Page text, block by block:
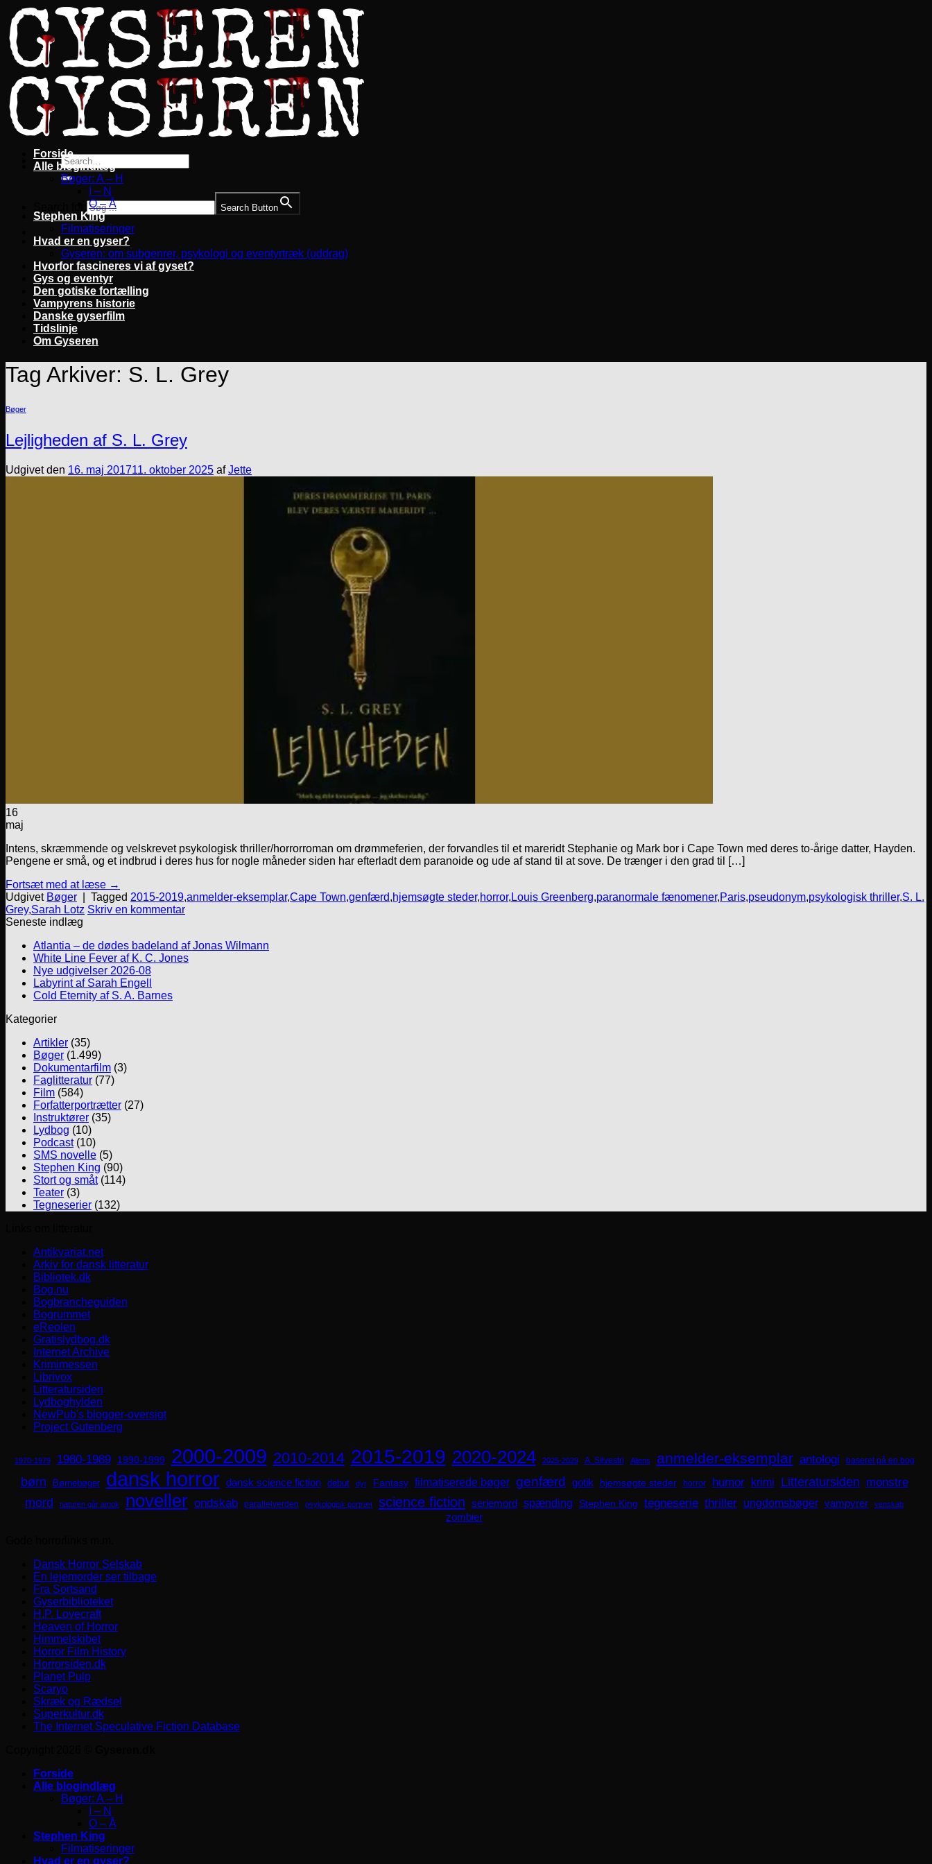
Fortsæt
til
indhold
Search Button
Forside
Alle blogindlæg
Bøger: A – H
I – N
O – Å
Stephen King
Filmatiseringer
Hvad er en gyser?
Gyseren: om subgenrer, psykologi og eventyrtræk (uddrag)
Hvorfor fascineres vi af gyset?
Gys og eventyr
Den gotiske fortælling
Vampyrens historie
Danske gyserfilm
Tidslinje
Om Gyseren
Tag Arkiver: S. L. Grey
Bøger
Lejligheden af S. L. Grey
Udgivet den 16. maj 201711. oktober 2025 afJette
16
maj
Intens, skræmmende og velskrevet psykologisk thriller/horrorroman om drømmeferien, der forvandles til et mareridt Stephanie og Mark bor i Cape Town med deres to-årige datter, Hayden.
Pengene er små, og et indbrud i deres hus for nogle måneder siden har efterladt dem paranoide og ude af stand til at sove. De trænger i den grad til […]
Fortsæt med at læse →
Udgivet Bøger Tagged 2015-2019,anmelder-eksemplar,Cape Town,genfærd,hjemsøgte steder,horror, Louis Greenberg,paranormale fænomener,Paris,pseudonym,psykologisk thriller,S. L.
Grey,Sarah Lotz Skriv en kommentar
Seneste indlæg
Atlantia – de dødes badeland af Jonas Wilmann
White Line Fever af K. C. Jones
Nye udgivelser 2026-08
Labyrint af Sarah Engell
Cold Eternity af S. A. Barnes
Kategorier
Artikler (35)
Bøger (1.499)
Dokumentarfilm (3)
Faglitteratur (77)
Film (584)
Forfatterportrætter (27)
Instruktører (35)
Lydbog (10)
Podcast(10)
SMS novelle (5)
Stephen King (90)
Stort og småt(114)
Teater (3)
Tegneserier (132)
Antikvariat.net
Arkiv for dansk litteratur
Bibliotek.dk
Bog.nu
Bogbrancheguiden
Bogrummet
eReolen
Gratislydbog.dk
Internet Archive
Krimimessen
Librivox
Litteratursiden
Lydboghylden
NewPub's blogger-oversigt
Project Gutenberg
1970-1979 1980-1989 1990-1999 2000-2009 2010-2014 2015-2019 2020-2024 2025-2029 A. Silvestri Aliens anmelder-eksemplar antologi baseret på en bog
børn Børnebøger dansk horror dansk science fiction debut dyr Fantasy filmatiserede bøger genfærd gotik hjemsøgte steder horror humor krimi Litteratursiden monstre
mord naturen går amok noveller ondskab parallelverden psykologisk portræt science fiction seriemord spænding Stephen King tegneserie thriller ungdomsbøger vampyrer venskab
zombier
Dansk Horror Selskab
En lejemorder ser tilbage
Fra Sortsand
Gyserbiblioteket
H.P. Lovecraft
Heaven of Horror
Himmelskibet
Horror Film History
Horrorsiden.dk
Planet Pulp
Scaryo
Skræk og Rædsel
Superkultur.dk
The Internet Speculative Fiction Database
Forside
Alle blogindlæg
Bøger: A – H
I – N
O – Å
Stephen King
Filmatiseringer
Hvad er en gyser?